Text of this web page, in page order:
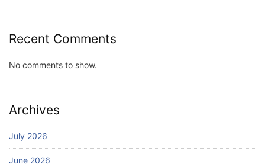
Recent Comments
No comments to show.
Archives
July 2026
June 2026